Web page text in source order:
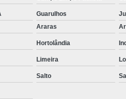
Guarulhos
Araras
Hortolândia
Limeira
Salto